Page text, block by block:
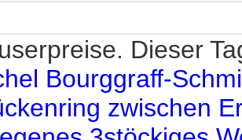
Dieser
Bourggraff-
zwischen